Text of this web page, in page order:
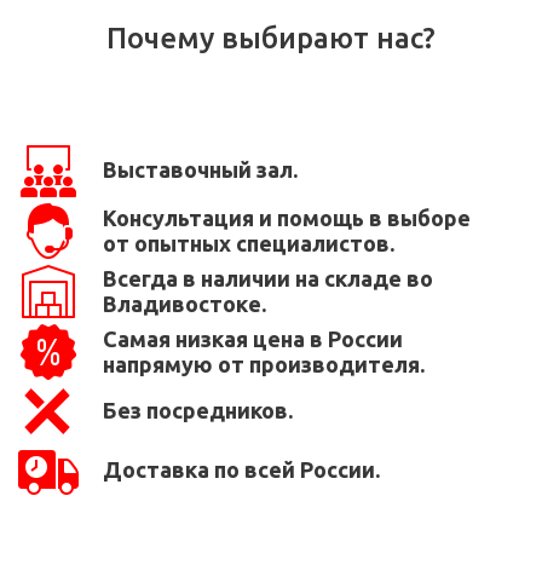
Почему выбирают нас?
Выставочный зал.
Консультация и помощь в выборе
от опытных специалистов.
Всегда в наличии на складе во
Владивостоке.
Самая низкая цена в России
напрямую от производителя.
Без посредников.
Доставка по всей России.